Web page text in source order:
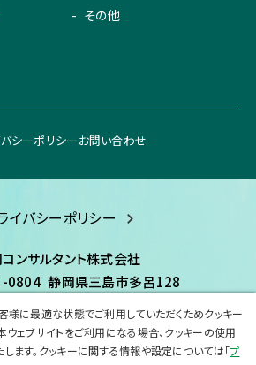
その他
シーポリシーお問い合わせ
イバシーポリシー
ンサルタント株式会社
0804静岡県三島市多呂128
8080 FAX:055-977-8600
shizuoka-consultant.All Rights Reserved.
様に最適な状態でご利用していただくためクッキー
ウェブサイトをご利用になる場合、クッキーの使用
ます。クッキーに関する情報や設定については「プ